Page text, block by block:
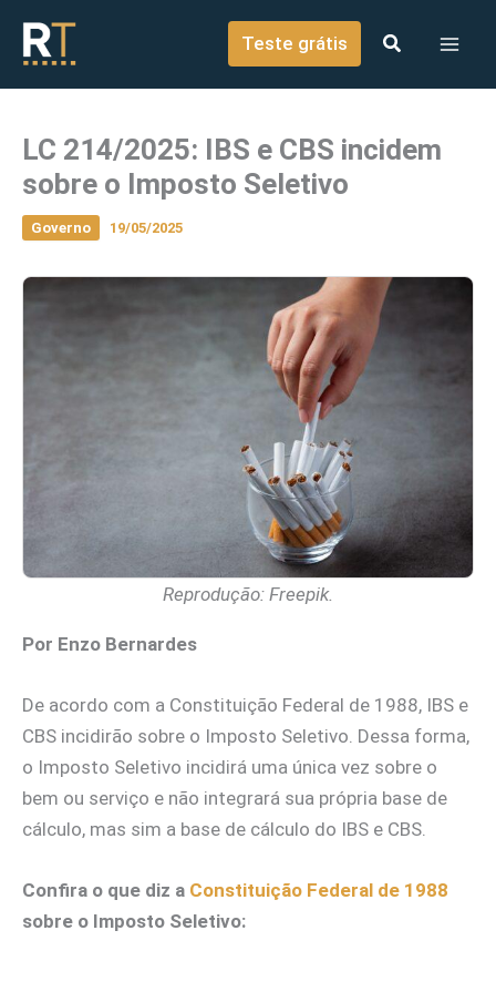
conteúdo
Teste grátis
LC 214/2025: IBS e CBS incidem
sobre o Imposto Seletivo
Governo 19/05/2025
Reprodução: Freepik.
Por Enzo Bernardes
De acordo com a Constituição Federal de 1988, IBS e
CBS incidirão sobre o Imposto Seletivo. Dessa forma,
o Imposto Seletivo incidirá uma única vez sobre o
bem ou serviço e não integrará sua própria base de
cálculo, mas sim a base de cálculo do IBS e CBS.
Confira o que diz a Constituição Federal de 1988
sobre o Imposto Seletivo: